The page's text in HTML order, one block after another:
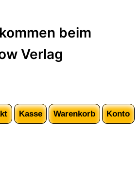
beim
Verlag
Kasse Warenkorb Konto